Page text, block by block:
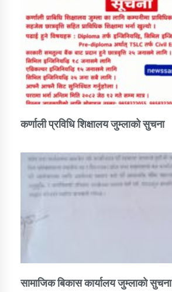
कर्णाली प्रविधि शिक्षालय जुम्लाको सुचना
सामाजिक बिकास कार्यालय जुम्लाकाे सुचना